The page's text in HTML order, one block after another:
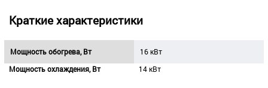
Краткие характеристики
Мощность обогрева, Вт
16 кВт
Мощность охлаждения, Вт
14 кВт